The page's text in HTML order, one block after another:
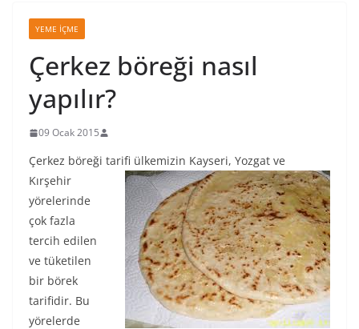
YEME İÇME
Çerkez böreği nasıl
yapılır?
09 Ocak 2015
Çerkez böreği tarifi ülkemizin Kayseri, Yozgat ve
Kırşehir
yörelerinde
çok fazla
tercih edilen
ve tüketilen
bir börek
tarifidir. Bu
yörelerde